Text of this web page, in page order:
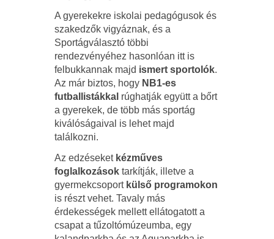
A gyerekekre iskolai pedagógusok és
szakedzők vigyáznak, és a
Sportágválasztó többi
rendezvényéhez hasonlóan itt is
felbukkannak majd ismert sportolók.
Az már biztos, hogy NB1-es
futballistákkal rúghatják együtt a bőrt
a gyerekek, de több más sportág
kiválóságaival is lehet majd
találkozni.
Az edzéseket kézműves
foglalkozások tarkítják, illetve a
gyermekcsoport külső programokon
is részt vehet. Tavaly más
érdekességek mellett ellátogatott a
csapat a tűzoltómúzeumba, egy